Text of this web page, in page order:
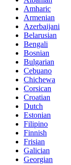
Amharic
Armenian
Azerbaijani
Belarusian
Bengali
Bosnian
Bulgarian
Cebuano
Chichewa
Corsican
Croatian
Dutch
Estonian
Filipino
Finnish
Frisian
Galician
Georgian